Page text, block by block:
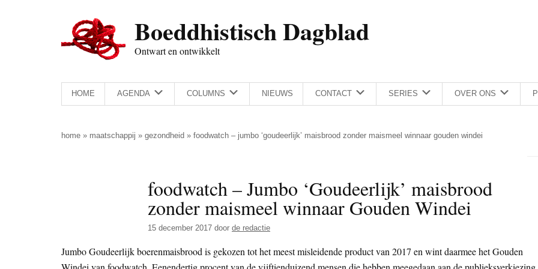
Boeddhistisch Dagblad
Ontwart en ontwikkelt
HOME AGENDA COLUMNS NIEUWS CONTACT SERIES OVER ONS
home » maatschappij » gezondheid » foodwatch – jumbo ‘goudeerlijk’ maisbrood zonder maismeel winnaar gouden windei
foodwatch – Jumbo ‘Goudeerlijk’ maisbrood
zonder maismeel winnaar Gouden Windei
15 december 2017 door de redactie
Jumbo Goudeerlijk boerenmaisbrood is gekozen tot het meest misleidende product van 2017 en wint daarmee het Gouden